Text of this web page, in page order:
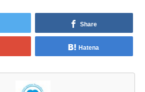
Share
Hatena